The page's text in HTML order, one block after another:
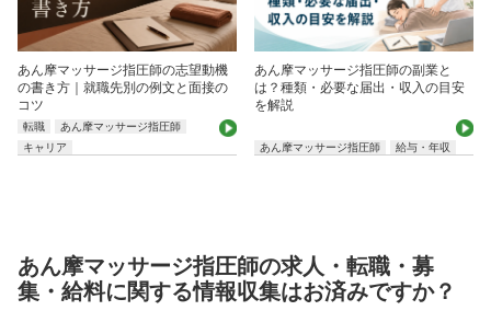
あん摩マッサージ指圧師の志望動機
の書き方｜就職先別の例文と面接の
コツ
転職
あん摩マッサージ指圧師
キャリア
あん摩マッサージ指圧師の副業と
は？種類・必要な届出・収入の目安
を解説
あん摩マッサージ指圧師 給与・年収
あん摩マッサージ指圧師の求人・転職・募
集・給料に関する情報収集はお済みですか？